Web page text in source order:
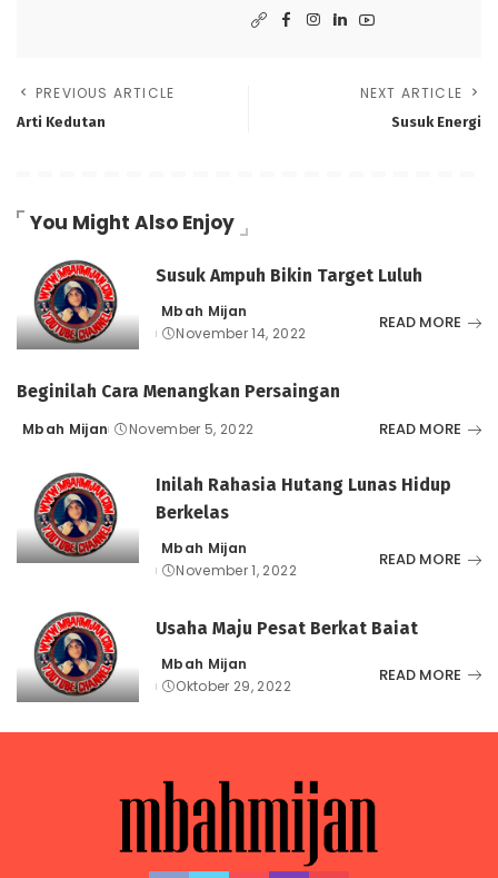
PREVIOUS ARTICLE
Arti Kedutan
NEXT ARTICLE
Susuk Energi
You Might Also Enjoy
Susuk Ampuh Bikin Target Luluh
Posted
by
Mbah Mijan
November 14, 2022
READ MORE
Beginilah Cara Menangkan Persaingan
Posted
Mbah Mijan November 5, 2022 READ MORE
Inilah Rahasia Hutang Lunas Hidup
Berkelas
Posted
by
Mbah Mijan
November 1, 2022
READ MORE
Usaha Maju Pesat Berkat Baiat
Posted
by
Mbah Mijan
Oktober 29, 2022
READ MORE